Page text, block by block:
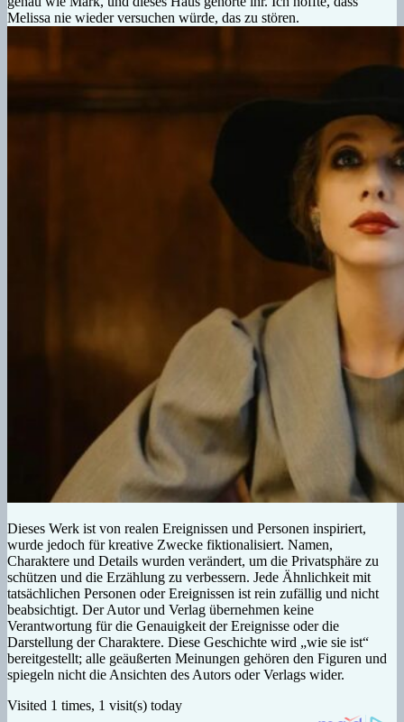
Melissa nie wieder versuchen würde, das zu stören.
Dieses Werk ist von realen Ereignissen und Personen inspiriert,
wurde jedoch für kreative Zwecke fiktionalisiert. Namen,
Charaktere und Details wurden verändert, um die Privatsphäre zu
schützen und die Erzählung zu verbessern. Jede Ähnlichkeit mit
tatsächlichen Personen oder Ereignissen ist rein zufällig und nicht
beabsichtigt. Der Autor und Verlag übernehmen keine
Verantwortung für die Genauigkeit der Ereignisse oder die
Darstellung der Charaktere. Diese Geschichte wird „wie sie ist“
bereitgestellt; alle geäußerten Meinungen gehören den Figuren und
spiegeln nicht die Ansichten des Autors oder Verlags wider.
Visited 1 times, 1 visit(s) today